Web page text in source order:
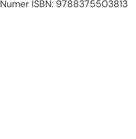
Numer ISBN: 9788375503813